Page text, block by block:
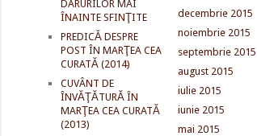
DARURILOR MAI
ÎNAINTE SFINŢITE
PREDICĂ DESPRE
POST ÎN MARŢEA CEA
CURATĂ (2014)
CUVÂNT DE
ÎNVĂŢĂTURĂ ÎN
MARŢEA CEA CURATĂ
(2013)
decembrie 2015
noiembrie 2015
septembrie 2015
august 2015
iulie 2015
iunie 2015
mai 2015